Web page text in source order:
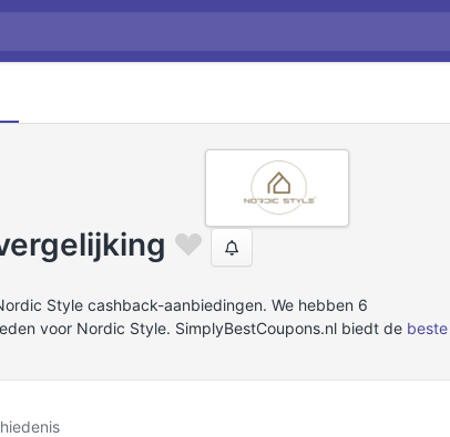
Style cashback-aanbiedingen. We hebben 6
voor Nordic Style. SimplyBestCoupons.nl biedt de beste